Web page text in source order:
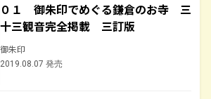
０１ 御朱印でめぐる鎌倉のお寺 三
十三観音完全掲載 三訂版
御朱印
2019.08.07 発売